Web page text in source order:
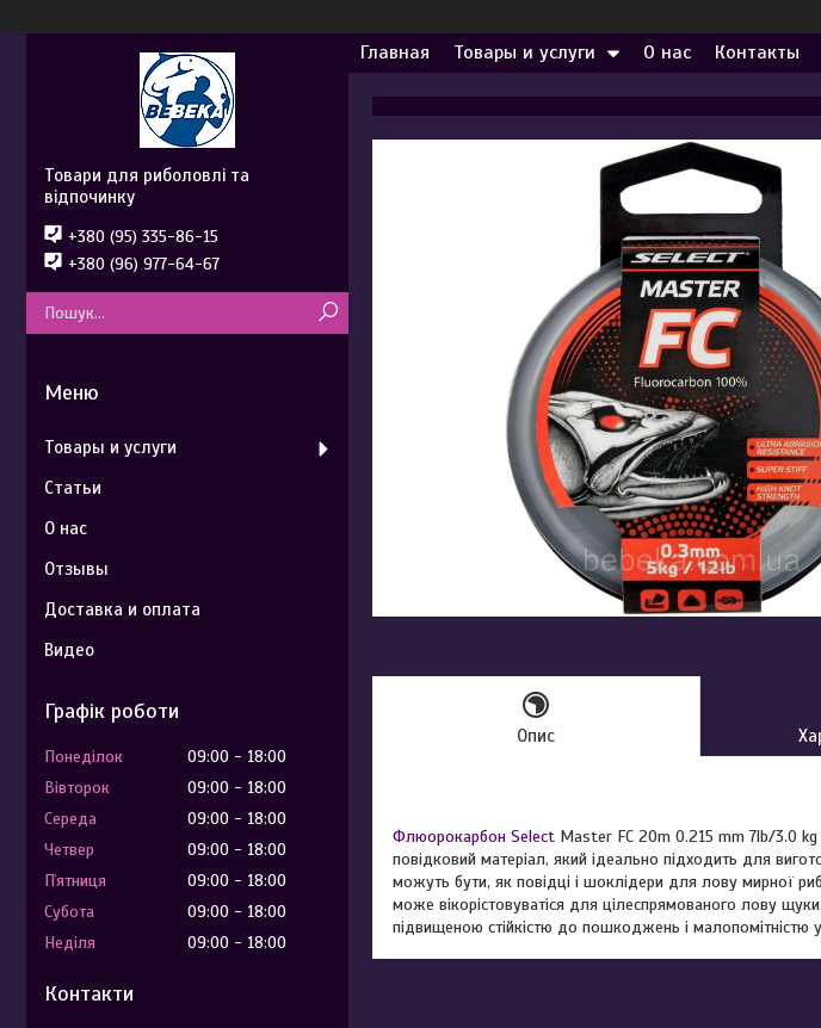
Главная Товары и услуги О нас Контакты
Опис
Флюорокарбон Select Master FC 20m 0.215 mm 7lb/3.0
повідковий матеріал, який ідеально підходить для
можуть бути, як повідці і шоклідери для лову мирної
може вікорістовуватіся для цілеспрямованого лову
підвищеною стійкістю до пошкоджень і малопомітністю
Товари для риболовлі та
відпочинку
+380 (95) 335-86-15
+380 (96) 977-64-67
Товары и услуги
Статьи
О нас
Отзывы
Доставка и оплата
Видео
Графік роботи
Понеділок 09:00
18:00
Вівторок
09:00
18:00
Середа
09:00
18:00
Четвер
09:00
18:00
Пʼятниця
09:00
18:00
Субота
09:00
18:00
Неділя
09:00 18:00
Контакти